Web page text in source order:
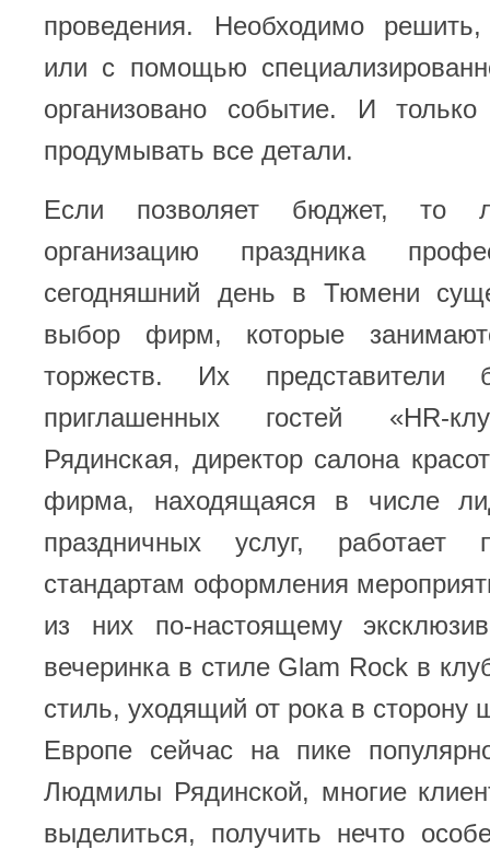
проведения. Необходимо
или с помощью
организовано событие. И
продумывать все детали.
Если позволяет бюджет, то
организацию праздника
сегодняшний день в Тюмени
выбор фирм, которые
торжеств. Их
приглашенных гостей «HR-
Рядинская, директор салона
фирма, находящаяся в числе
праздничных услуг, работает
стандартам оформления
из них по-настоящему
вечеринка в стиле Glam Rock в
стиль, уходящий от рока в сторону
Европе сейчас на пике
Людмилы Рядинской, многие
выделиться, получить нечто